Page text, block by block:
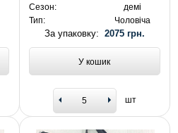
Сезон:
демі
Тип:
Чоловіча
За упаковку: 2075 грн.
У кошик
шт